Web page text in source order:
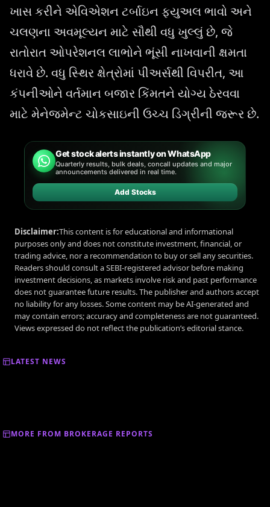
ખાસ કરીને એવિએશન ટર્બાઇન ફ્યુઅલ ભાવો અને
ચલણના અવમૂલ્યન માટે સૌથી વધુ ખુલ્લું છે, જે
રાતોરાત ઓપરેશનલ લાભોને ભૂંસી નાખવાની ક્ષમતા
ધરાવે છે. વધુ સ્થિર ક્ષેત્રોમાં પીઅર્સથી વિપરીત, આ
કંપનીઓને વર્તમાન બજાર કિંમતને યોગ્ય ઠેરવવા
માટે મેનેજમેન્ટ ચોકસાઇની ઉચ્ચ ડિગ્રીની જરૂર છે.
Get stock alerts instantly on WhatsApp
Quarterly results, bulk deals, concall updates and major
announcements delivered in real time.
Add Stocks
Disclaimer:This content is for educational and informational
purposes only and does not constitute investment, financial, or
trading advice, nor a recommendation to buy or sell any securities.
Readers should consult a SEBI-registered advisor before making
investment decisions, as markets involve risk and past performance
does not guarantee future results. The publisher and authors accept
no liability for any losses. Some content may be AI-generated and
may contain errors; accuracy and completeness are not guaranteed.
Views expressed do not reflect the publication’s editorial stance.
LATEST NEWS
MORE FROM BROKERAGE REPORTS